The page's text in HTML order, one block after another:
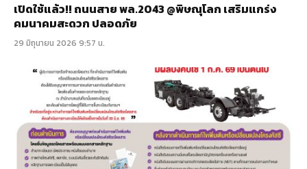
เปิดใช้แล้ว!! ถนนสาย พล.2043 @พิษณุโลก เสริมแกร่ง
คมนาคมสะดวก ปลอดภัย
29 มิถุนายน 2026 9:57 น.